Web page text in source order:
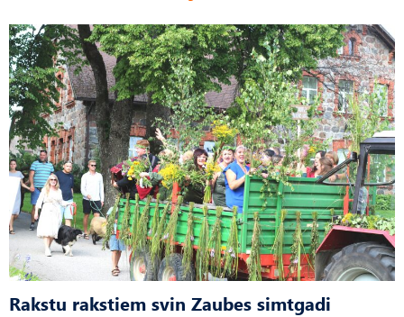
Rakstu rakstiem svin Zaubes simtgadi